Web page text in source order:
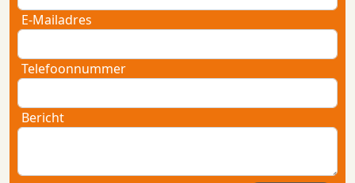
E-Mailadres
Telefoonnummer
Bericht